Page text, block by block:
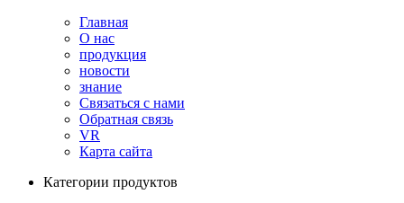
Главная
О нас
продукция
новости
знание
Связаться с нами
Обратная связь
VR
Карта сайта
Категории продуктов